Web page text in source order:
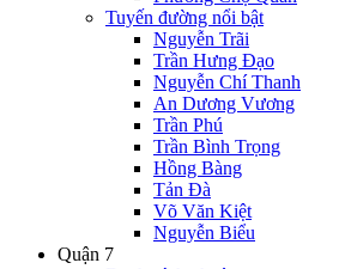
Tuyến đường nổi bật
Nguyễn Trãi
Trần Hưng Đạo
Nguyễn Chí Thanh
An Dương Vương
Trần Phú
Trần Bình Trọng
Hồng Bàng
Tản Đà
Võ Văn Kiệt
Nguyễn Biểu
Quận 7